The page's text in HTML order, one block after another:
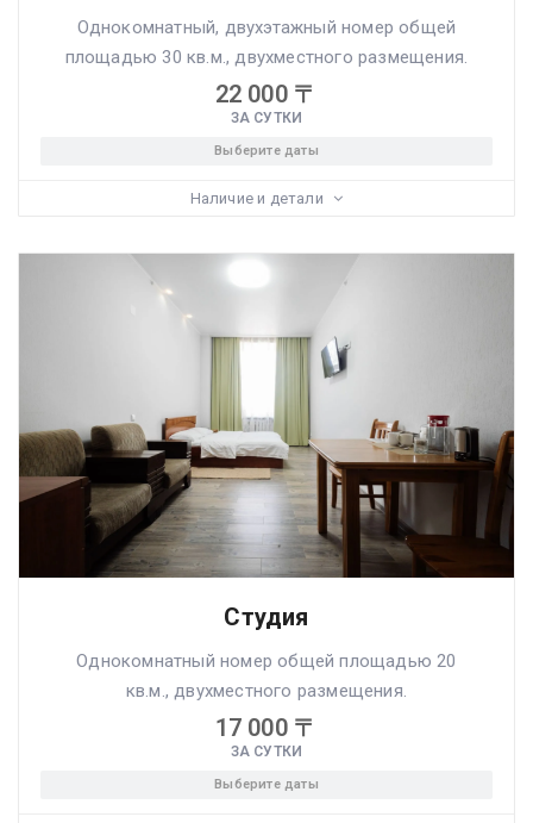
Однокомнатный, двухэтажный номер общей
площадью 30 кв.м., двухместного размещения.
22 000〒
ЗА СУТКИ
Выберите даты
Наличие и детали
Студия
Однокомнатный номер общей площадью 20
кв.м., двухместного размещения.
17 000〒
ЗА СУТКИ
Выберите даты